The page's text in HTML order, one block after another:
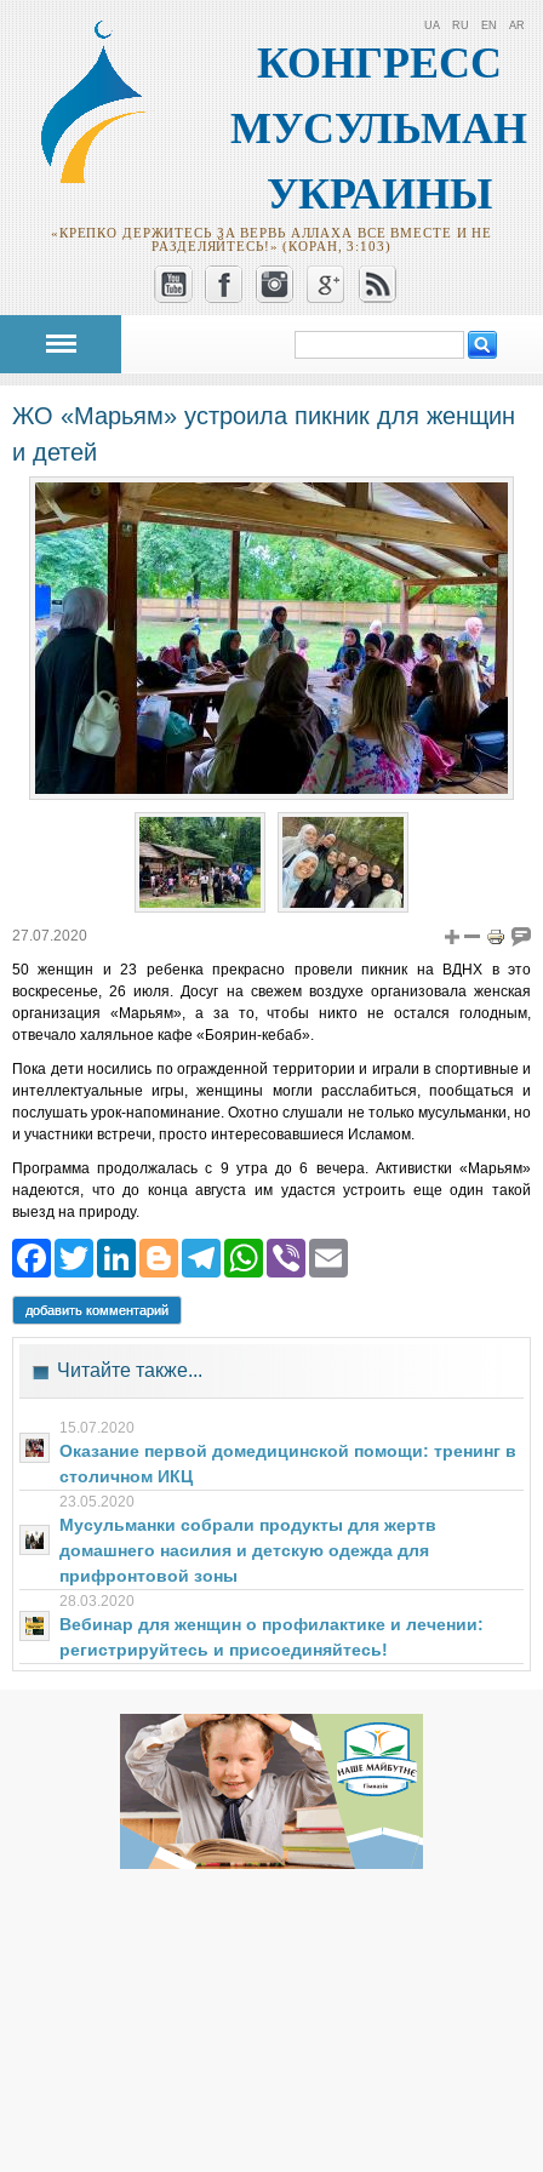
КОНГРЕСС
МУСУЛЬМАН
УКРАИНЫ
«КРЕПКО ДЕРЖИТЕСЬ ЗА ВЕРВЬ АЛЛАХА ВСЕ ВМЕСТЕ И НЕ
РАЗДЕЛЯЙТЕСЬ!» (КОРАН, 3:103)
UA RU EN AR
Форма поиска
ЖО «Марьям» устроила пикник для женщин
и детей
27.07.2020
50 женщин и 23 ребенка прекрасно провели пикник на ВДНХ в это
воскресенье, 26 июля. Досуг на свежем воздухе организовала женская
организация «Марьям», а за то, чтобы никто не остался голодным,
отвечало халяльное кафе «Боярин-кебаб».
Пока дети носились по огражденной территории и играли в спортивные и
интеллектуальные игры, женщины могли расслабиться, пообщаться и
послушать урок-напоминание. Охотно слушали не только мусульманки, но
и участники встречи, просто интересовавшиеся Исламом.
Программа продолжалась с 9 утра до 6 вечера. Активистки «Марьям»
надеются, что до конца августа им удастся устроить еще один такой
выезд на природу.
Facebook
Twitter
LinkedIn
Blogger
Telegram
WhatsApp
Viber
добавить комментарий
Читайте также...
15.07.2020
Оказание первой домедицинской помощи: тренинг в
столичном ИКЦ
23.05.2020
Мусульманки собрали продукты для жертв
домашнего насилия и детскую одежда для
прифронтовой зоны
28.03.2020
Вебинар для женщин о профилактике и лечении:
регистрируйтесь и присоединяйтесь!